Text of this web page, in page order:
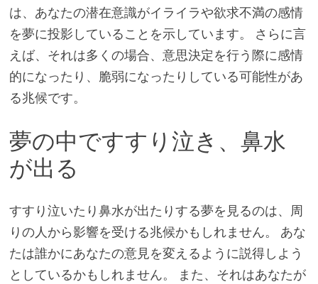
は、あなたの潜在意識がイライラや欲求不満の感情
を夢に投影していることを示しています。 さらに言
えば、それは多くの場合、意思決定を行う際に感情
的になったり、脆弱になったりしている可能性があ
る兆候です。
夢の中ですすり泣き、鼻水
が出る
すすり泣いたり鼻水が出たりする夢を見るのは、周
りの人から影響を受ける兆候かもしれません。 あな
たは誰かにあなたの意見を変えるように説得しよう
としているかもしれません。 また、それはあなたが